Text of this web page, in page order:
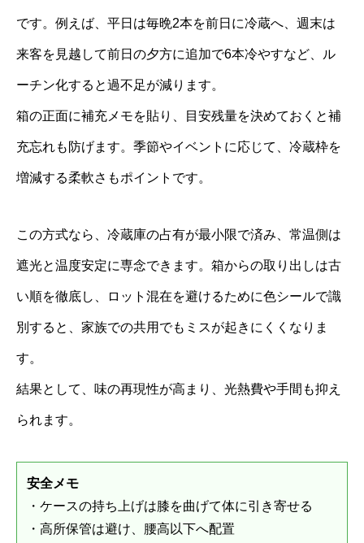
です。例えば、平日は毎晩2本を前日に冷蔵へ、週末は
来客を見越して前日の夕方に追加で6本冷やすなど、ル
ーチン化すると過不足が減ります。
箱の正面に補充メモを貼り、目安残量を決めておくと補
充忘れも防げます。季節やイベントに応じて、冷蔵枠を
増減する柔軟さもポイントです。
この方式なら、冷蔵庫の占有が最小限で済み、常温側は
遮光と温度安定に専念できます。箱からの取り出しは古
い順を徹底し、ロット混在を避けるために色シールで識
別すると、家族での共用でもミスが起きにくくなりま
す。
結果として、味の再現性が高まり、光熱費や手間も抑え
られます。
安全メモ
・ケースの持ち上げは膝を曲げて体に引き寄せる
・高所保管は避け、腰高以下へ配置